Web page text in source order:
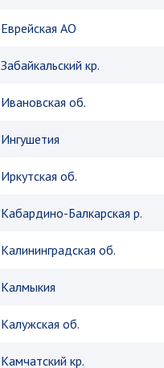
Еврейская AO
Забайкальский кр.
Ивановская об.
Ингушетия
Иркутская об.
Кабардино-Балкарская р.
Калининградская об.
Калмыкия
Калужская об.
Камчатский кр.